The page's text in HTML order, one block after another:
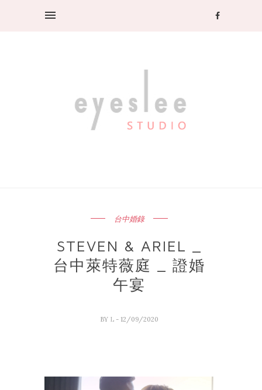
台中婚錄
STEVEN & ARIEL _
台中萊特薇庭 _ 證婚
午宴
BY L - 12/09/2020